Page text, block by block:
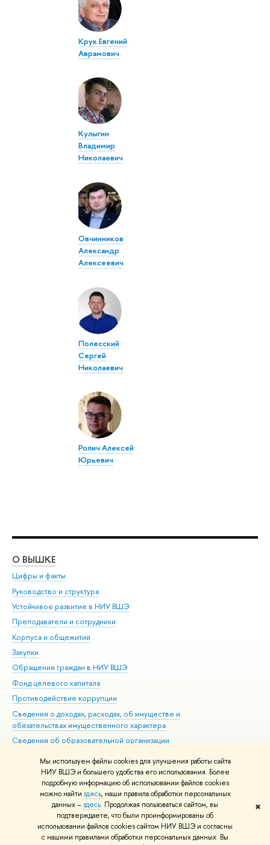
Мы используем файлы cookies для улучшения работы сайта
НИУ ВШЭ и большего удобства его использования. Более
подробную информацию об использовании файлов cookies
можно найти здесь, наши правила обработки персональных
данных –здесь. Продолжая пользоваться сайтом, вы
подтверждаете, что были проинформированы об
использовании файлов cookies сайтом НИУ ВШЭ и согласны
с нашими правилами обработки персональных данных. Вы
✖
Крук Евгений
Аврамович
Кулыгин
Владимир
Николаевич
Овчинников
Александр
Алексеевич
Полесский
Сергей
Николаевич
Ролич Алексей
Юрьевич
О ВЫШКЕ
Цифры и факты
Руководство и структура
Устойчивое развитие в НИУ ВШЭ
Преподаватели и сотрудники
Корпуса и общежития
Закупки
Обращения граждан в НИУ ВШЭ
Фонд целевого капитала
Противодействие коррупции
Сведения о доходах, расходах, об имуществе и
обязательствах имущественного характера
Сведения об образовательной организации
Людям с ограниченными возможностями здоровья
Единая платежная страница
Работа в Вышке
© НИУ ВШЭ 1993–2026 Адреса и контакты Условия использования
материалов Политика конфиденциальности Карта сайта